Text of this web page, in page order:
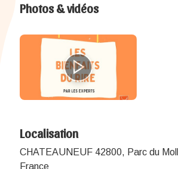
Photos & vidéos
Localisation
CHATEAUNEUF 42800, Parc du
France